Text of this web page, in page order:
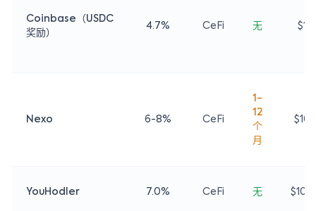
Coinbase（USDC
奖励）
4.7% CeFi 无 $1
Nexo 6-8% CeFi
1-
12
个
月
$10
YouHodler 7.0% CeFi 无 $100